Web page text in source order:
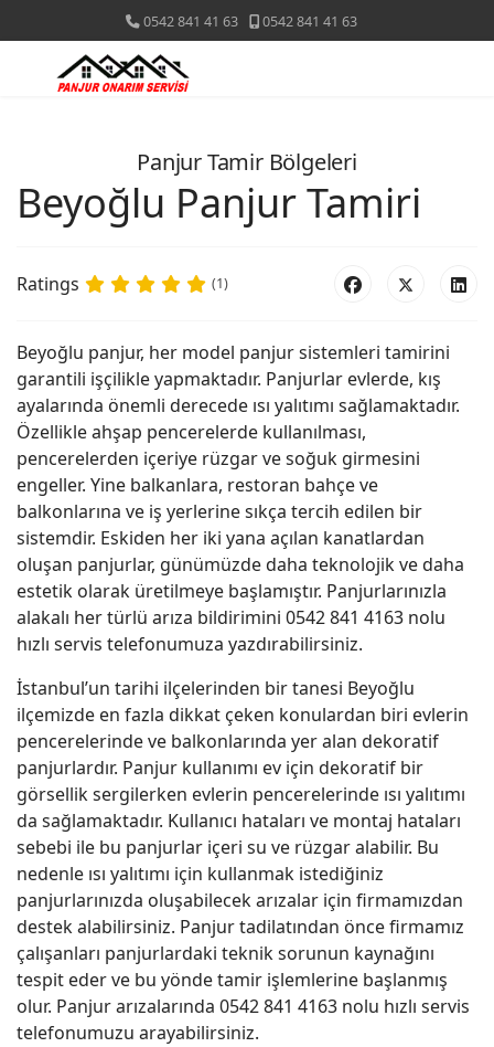
0542 841 41 63 0542 841 41 63
Panjur Tamir Bölgeleri
Beyoğlu Panjur Tamiri
Ratings (1)
Beyoğlu panjur, her model panjur sistemleri tamirini
garantili işçilikle yapmaktadır. Panjurlar evlerde, kış
ayalarında önemli derecede ısı yalıtımı sağlamaktadır.
Özellikle ahşap pencerelerde kullanılması,
pencerelerden içeriye rüzgar ve soğuk girmesini
engeller. Yine balkanlara, restoran bahçe ve
balkonlarına ve iş yerlerine sıkça tercih edilen bir
sistemdir. Eskiden her iki yana açılan kanatlardan
oluşan panjurlar, günümüzde daha teknolojik ve daha
estetik olarak üretilmeye başlamıştır. Panjurlarınızla
alakalı her türlü arıza bildirimini 0542 841 4163 nolu
hızlı servis telefonumuza yazdırabilirsiniz.
İstanbul’un tarihi ilçelerinden bir tanesi Beyoğlu
ilçemizde en fazla dikkat çeken konulardan biri evlerin
pencerelerinde ve balkonlarında yer alan dekoratif
panjurlardır. Panjur kullanımı ev için dekoratif bir
görsellik sergilerken evlerin pencerelerinde ısı yalıtımı
da sağlamaktadır. Kullanıcı hataları ve montaj hataları
sebebi ile bu panjurlar içeri su ve rüzgar alabilir. Bu
nedenle ısı yalıtımı için kullanmak istediğiniz
panjurlarınızda oluşabilecek arızalar için firmamızdan
destek alabilirsiniz. Panjur tadilatından önce firmamız
çalışanları panjurlardaki teknik sorunun kaynağını
tespit eder ve bu yönde tamir işlemlerine başlanmış
olur. Panjur arızalarında 0542 841 4163 nolu hızlı servis
telefonumuzu arayabilirsiniz.